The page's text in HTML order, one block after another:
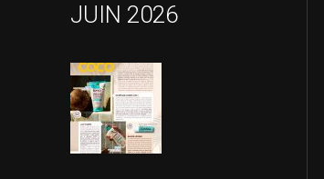
JUIN 2026